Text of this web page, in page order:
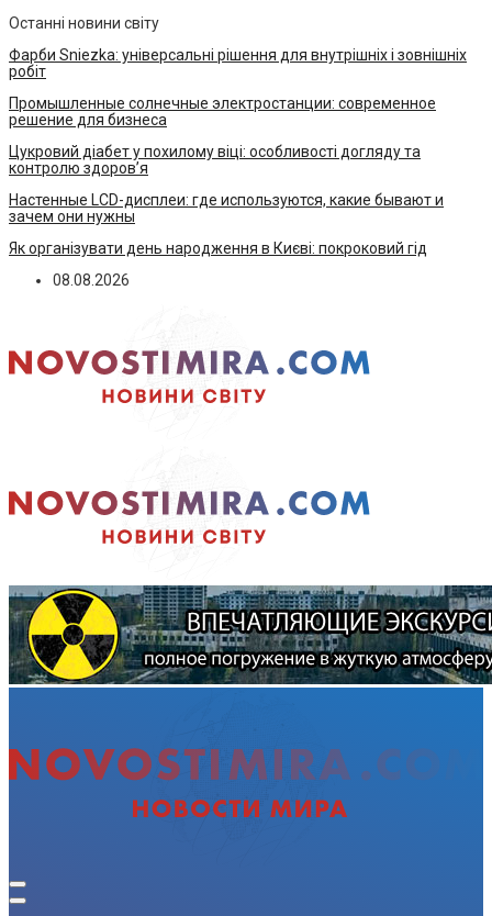
Останні новини світу
Фарби Sniezka: універсальні рішення для внутрішніх і зовнішніх
робіт
Промышленные солнечные электростанции: современное
решение для бизнеса
Цукровий діабет у похилому віці: особливості догляду та
контролю здоров’я
Настенные LCD-дисплеи: где используются, какие бывают и
зачем они нужны
Як організувати день народження в Києві: покроковий гід
08.08.2026